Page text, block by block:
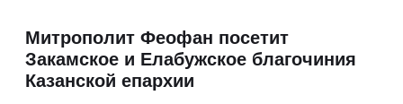
Митрополит Феофан посетит
Закамское и Елабужское благочиния
Казанской епархии